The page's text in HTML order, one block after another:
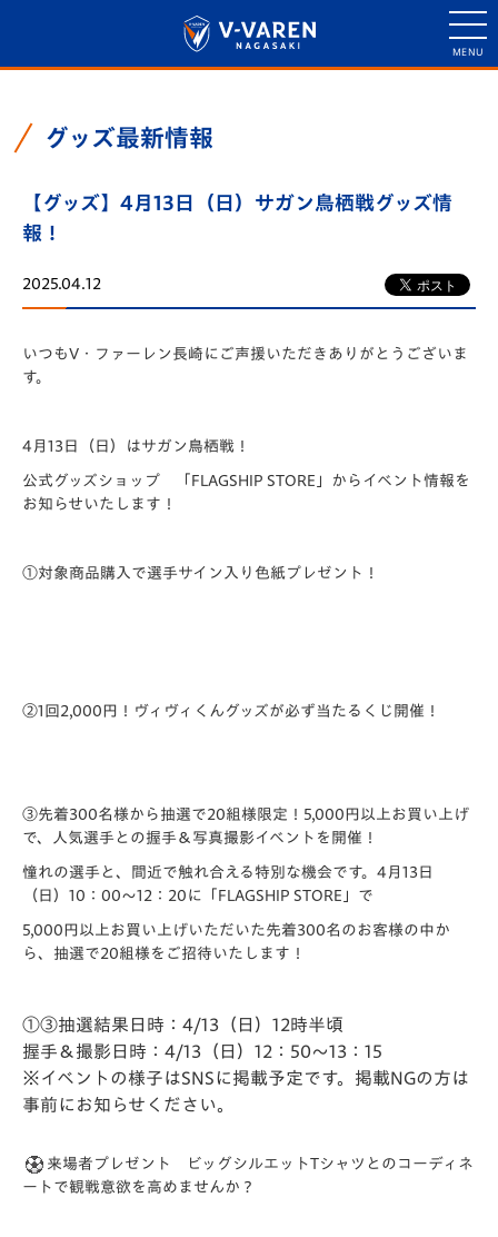
グッズ最新情報
【グッズ】4月13日（日）サガン鳥栖戦グッズ情
報！
2025.04.12
いつもV・ファーレン長崎にご声援いただきありがとうございま
す。
4月13日（日）はサガン鳥栖戦！
公式グッズショップ 「FLAGSHIP STORE」からイベント情報を
お知らせいたします！
①対象商品購入で選手サイン入り色紙プレゼント！
②1 回2,000円！ヴィヴィくんグッズが必ず当たるくじ開催！
③先着300名様から抽選で20組様限定！ 5,000 円以上お買い上げ
で、人気選手との握手＆写真撮影イベントを開催！
憧れの選手と、間近で触れ合える特別な機会です。4月13日
（日）10：00～12：20に「FLAGSHIP STORE」で
5,000円以上お買い上げいただいた先着300名のお客様の中か
ら、抽選で20組様をご招待いたします！
①③抽選結果日時：4/13（日）12時半頃
握手＆撮影日時：4/13（日）12：50～13：15
※イベントの様子はSNSに掲載予定です。掲載NGの方は
事前に お知らせください。
来場者プレゼント ビッグシルエットTシャツとのコーディネ
ートで観戦意欲を高めませんか？